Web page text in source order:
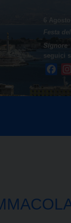
6 Agosto
Festa
Signore
seguici